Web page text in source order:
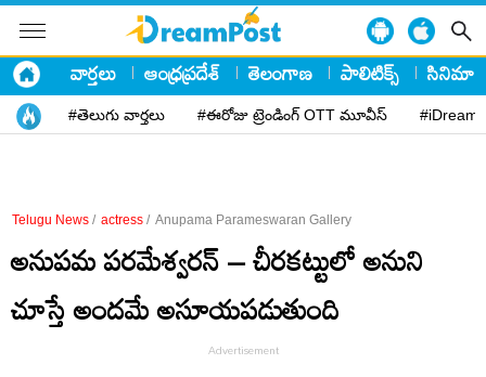
వార్తలు ఆంధ్రప్రదేశ్ తెలంగాణ పాలిటిక్స్ సినిమా
#తెలుగు వార్తలు #ఈరోజు ట్రెండింగ్ OTT మూవీస్
Telugu News / actress / Anupama Parameswaran Gallery
అనుపమ పరమేశ్వరన్ – చీరకట్టులో అనుని
చూస్తే అందమే అసూయపడుతుంది